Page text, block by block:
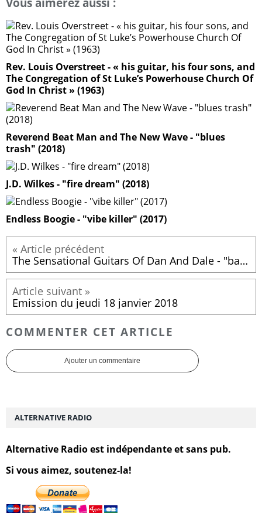
Rev. Louis Overstreet - « his guitar, his four sons, and
The Congregation of St Luke’s Powerhouse Church Of
God In Christ » (1963)
Reverend Beat Man and The New Wave - "blues
trash" (2018)
J.D. Wilkes - "fire dream" (2018)
Endless Boogie - "vibe killer" (2017)
The Sensational Guitars Of Dan And Dale - "batman and robin" (1966)
Emission du jeudi 18 janvier 2018
COMMENTER CET ARTICLE
Ajouter un commentaire
ALTERNATIVE RADIO
Alternative Radio est indépendante et sans pub.
Si vous aimez, soutenez-la!